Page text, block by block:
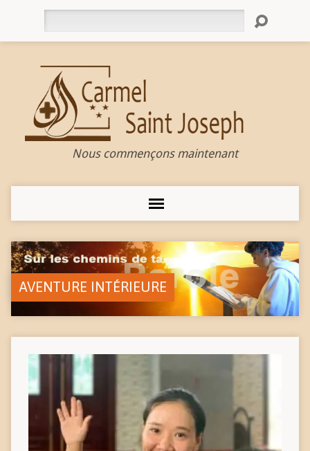
Nous commençons maintenant
AVENTURE INTÉRIEURE